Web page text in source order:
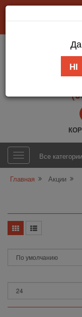
НІ
Все категории
Главная Акции